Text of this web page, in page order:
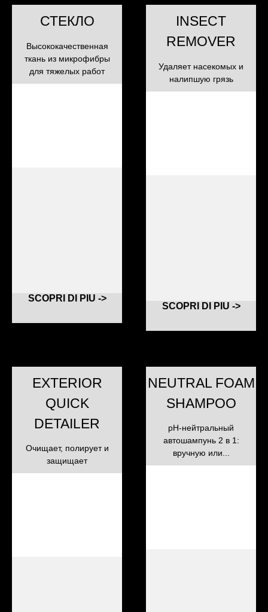
СТЕКЛО
Высококачественная
ткань из микрофибры
для тяжелых работ
SCOPRI DI PIU ->
INSECT
REMOVER
Удаляет насекомых и
налипшую грязь
SCOPRI DI PIU ->
EXTERIOR
QUICK
DETAILER
Очищает, полирует и
защищает
NEUTRAL FOAM
SHAMPOO
pH-нейтральный
автошампунь 2 в 1:
вручную или...